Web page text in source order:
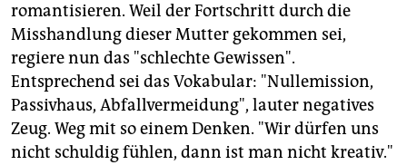
romantisieren. Weil der Fortschritt durch die
Misshandlung dieser Mutter gekommen sei,
regiere nun das "schlechte Gewissen".
Entsprechend sei das Vokabular: "Nullemission,
Passivhaus, Abfallvermeidung", lauter negatives
Zeug. Weg mit so einem Denken. "Wir dürfen uns
nicht schuldig fühlen, dann ist man nicht kreativ."